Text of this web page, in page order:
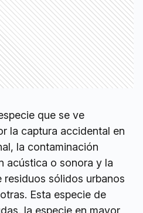
que se ve
la captura accidental en
la contaminación
acústica o sonora y la
sólidos urbanos
Esta especie de
la especie en mayor